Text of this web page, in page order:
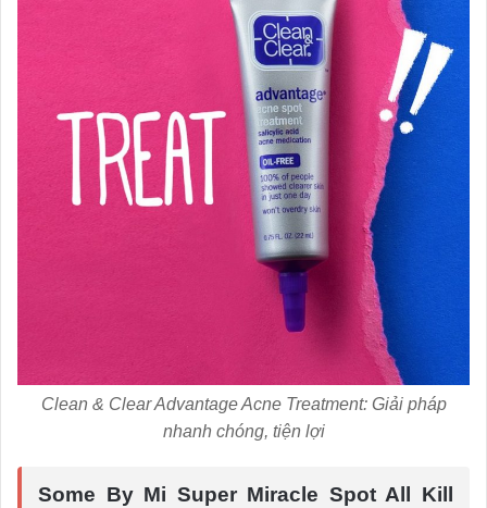
Clean & Clear Advantage Acne Treatment: Giải pháp
nhanh chóng, tiện lợi
Some By Mi Super Miracle Spot All Kill